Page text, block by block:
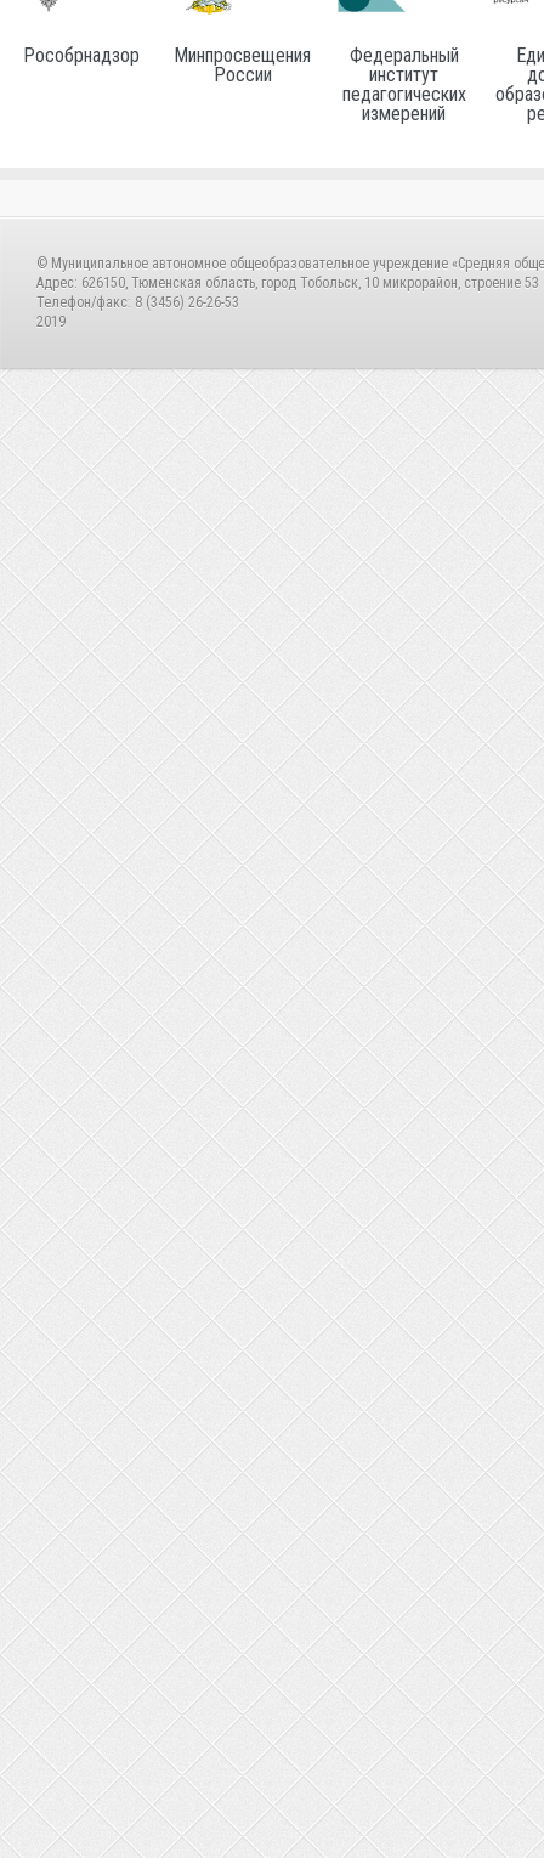
Рособрнадзор
Минпросвещения
России
Федеральный
институт
педагогических
измерений
© Муниципальное автономное общеобразовательное учреждение «Средняя
Адрес: 626150, Тюменская область, город Тобольск, 10 микрорайон, строение 53
Телефон/факс: 8 (3456) 26-26-53
2019